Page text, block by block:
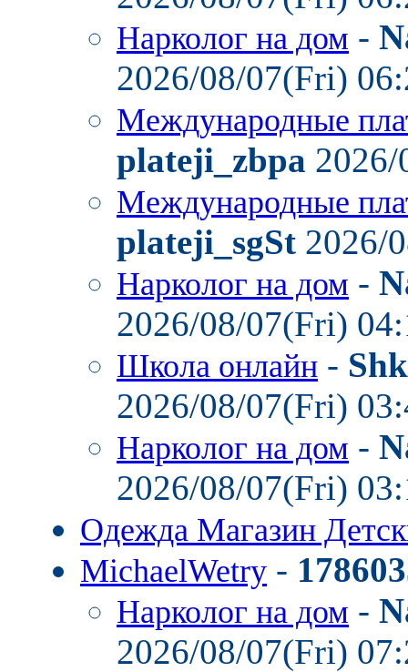
Нарколог на дом -
2026/08/07(Fri)
Международные
plateji_zbpa
Международные
plateji_sgSt 2026/
Нарколог на дом -
2026/08/07(Fri)
Школа онлайн -
2026/08/07(Fri)
Нарколог на дом -
2026/08/07(Fri)
Одежда Магазин
MichaelWetry -
Нарколог на дом -
2026/08/07(Fri)